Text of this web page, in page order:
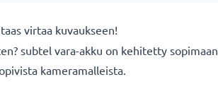
virtaa kuvaukseen!
subtel vara-akku on kehitetty sopimaan
kameramalleista.